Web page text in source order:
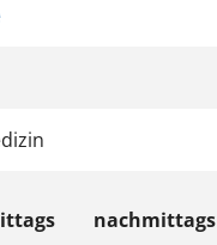
nachmittags